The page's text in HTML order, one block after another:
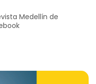
Medellín de